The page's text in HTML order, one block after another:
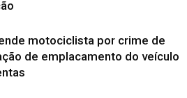
motociclista por crime de
de emplacamento do veículo